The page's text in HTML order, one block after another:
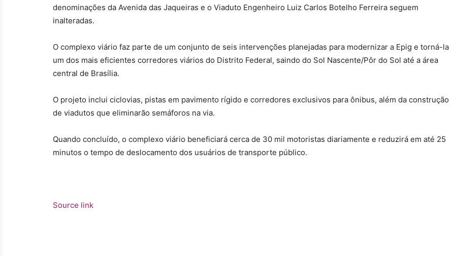
denominações da Avenida das Jaqueiras e o Viaduto Engenheiro Luiz Carlos Botelho Ferreira seguem
inalteradas.
O complexo viário faz parte de um conjunto de seis intervenções planejadas para modernizar a Epig e torná-la
um dos mais eficientes corredores viários do Distrito Federal, saindo do Sol Nascente/Pôr do Sol até a área
central de Brasília.
O projeto inclui ciclovias, pistas em pavimento rígido e corredores exclusivos para ônibus, além da construção
de viadutos que eliminarão semáforos na via.
Quando concluído, o complexo viário beneficiará cerca de 30 mil motoristas diariamente e reduzirá em até 25
minutos o tempo de deslocamento dos usuários de transporte público.
Source link